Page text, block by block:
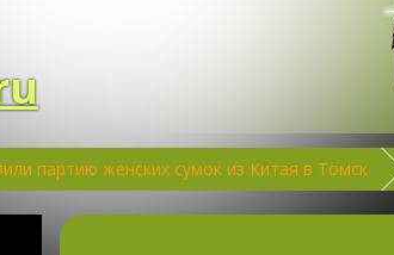
партию женских сумок из Китая в Томск